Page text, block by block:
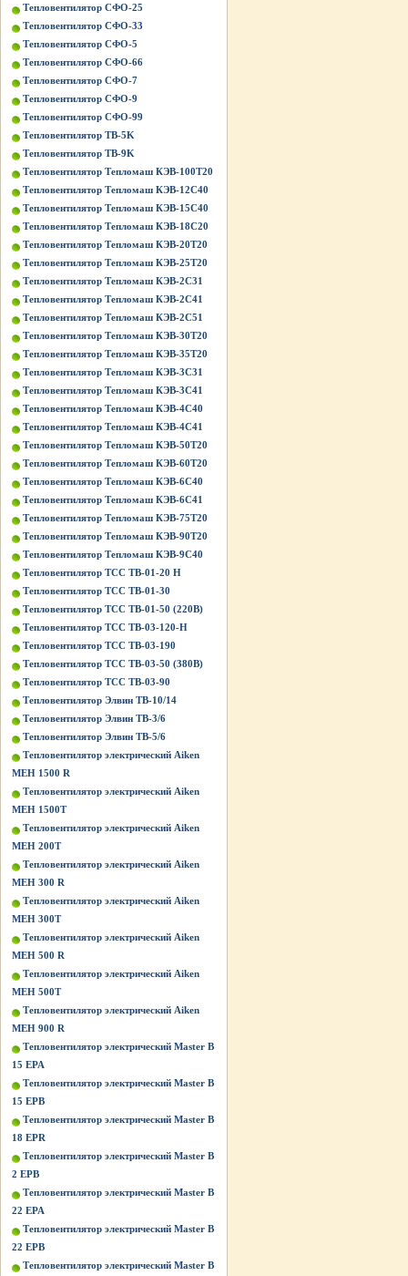
Тепловентилятор СФО-25
Тепловентилятор СФО-33
Тепловентилятор СФО-5
Тепловентилятор СФО-66
Тепловентилятор СФО-7
Тепловентилятор СФО-9
Тепловентилятор СФО-99
Тепловентилятор ТВ-5K
Тепловентилятор ТВ-9K
Тепловентилятор Тепломаш КЭВ-100Т20
Тепловентилятор Тепломаш КЭВ-12С40
Тепловентилятор Тепломаш КЭВ-15С40
Тепловентилятор Тепломаш КЭВ-18С20
Тепловентилятор Тепломаш КЭВ-20Т20
Тепловентилятор Тепломаш КЭВ-25Т20
Тепловентилятор Тепломаш КЭВ-2С31
Тепловентилятор Тепломаш КЭВ-2С41
Тепловентилятор Тепломаш КЭВ-2С51
Тепловентилятор Тепломаш КЭВ-30Т20
Тепловентилятор Тепломаш КЭВ-35Т20
Тепловентилятор Тепломаш КЭВ-3С31
Тепловентилятор Тепломаш КЭВ-3С41
Тепловентилятор Тепломаш КЭВ-4С40
Тепловентилятор Тепломаш КЭВ-4С41
Тепловентилятор Тепломаш КЭВ-50Т20
Тепловентилятор Тепломаш КЭВ-60Т20
Тепловентилятор Тепломаш КЭВ-6С40
Тепловентилятор Тепломаш КЭВ-6С41
Тепловентилятор Тепломаш КЭВ-75Т20
Тепловентилятор Тепломаш КЭВ-90Т20
Тепловентилятор Тепломаш КЭВ-9С40
Тепловентилятор ТСС ТВ-01-20 Н
Тепловентилятор ТСС ТВ-01-30
Тепловентилятор ТСС ТВ-01-50 (220В)
Тепловентилятор ТСС ТВ-03-120-Н
Тепловентилятор ТСС ТВ-03-190
Тепловентилятор ТСС ТВ-03-50 (380В)
Тепловентилятор ТСС ТВ-03-90
Тепловентилятор Элвин ТВ-10/14
Тепловентилятор Элвин ТВ-3/6
Тепловентилятор Элвин ТВ-5/6
Тепловентилятор электрический Aiken
MEH 1500 R
Тепловентилятор электрический Aiken
MEH 1500T
Тепловентилятор электрический Aiken
MEH 200T
Тепловентилятор электрический Aiken
MEH 300 R
Тепловентилятор электрический Aiken
MEH 300T
Тепловентилятор электрический Aiken
MEH 500 R
Тепловентилятор электрический Aiken
MEH 500T
Тепловентилятор электрический Aiken
MEH 900 R
Тепловентилятор электрический Master B
15 EPA
Тепловентилятор электрический Master B
15 EPB
Тепловентилятор электрический Master B
18 EPR
Тепловентилятор электрический Master B
2 EPB
Тепловентилятор электрический Master B
22 EPA
Тепловентилятор электрический Master B
22 EPB
Тепловентилятор электрический Master B